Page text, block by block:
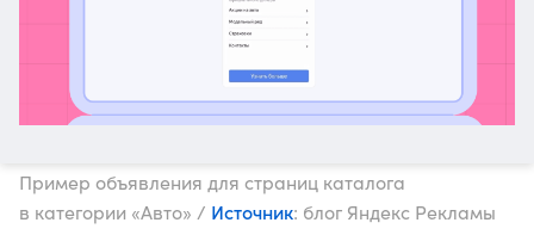
Пример объявления для страниц каталога
в категории «Авто» / Источник: блог Яндекс Рекламы